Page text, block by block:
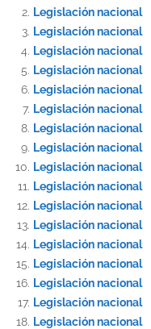
Legislación nacional
Legislación nacional
Legislación nacional
Legislación nacional
Legislación nacional
Legislación nacional
Legislación nacional
Legislación nacional
Legislación nacional
Legislación nacional
Legislación nacional
Legislación nacional
Legislación nacional
Legislación nacional
Legislación nacional
Legislación nacional
Legislación nacional